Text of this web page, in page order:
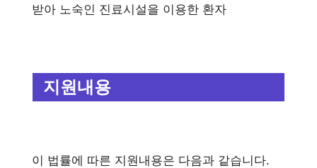
받아 노숙인 진료시설을 이용한 환자
지원내용
이 법률에 따른 지원내용은 다음과 같습니다.